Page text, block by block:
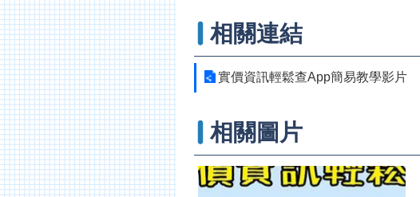
相關連結
實價資訊輕鬆查App簡易教學影片
相關圖片